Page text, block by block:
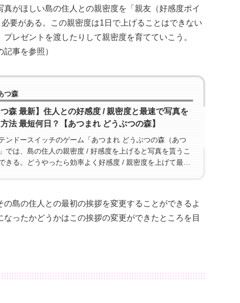
がほしい島の住人との親密度を「親友（好感度ポイ
要がある。この親密度は1日で上げることはできない
レゼントを渡したりして親密度を育てていこう。
事を参照）
つ森
つ森 最新】住人との好感度 / 親密度と最速で写真を
法 最短何日？【あつまれ どうぶつの森】
ンドースイッチのゲーム「あつまれ どうぶつの森（あつ
では、島の住人の親密度 / 好感度を上げると写真を貰うこ
きる。どうやったら効率よく好感度 / 親密度を上げて最短
島の住人との最初の挨拶を変更することができるよ
ったかどうかはこの挨拶の変更ができたところを目